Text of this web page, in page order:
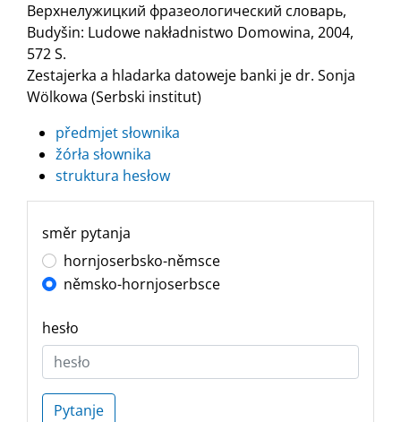
Верхнелужицкий фразеологический словарь,
Budyšin: Ludowe nakładnistwo Domowina, 2004,
572 S.
Zestajerka a hladarka datoweje banki je dr. Sonja
Wölkowa (Serbski institut)
předmjet słownika
žórła słownika
struktura hesłow
směr pytanja
hornjoserbsko-němsce
němsko-hornjoserbsce
hesło
Pytanje